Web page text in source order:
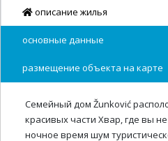
описание жилья
основные данные
размещение объекта на карте
Семейный дом Žunković
красивых части Хвар, где вы
ночное время шум